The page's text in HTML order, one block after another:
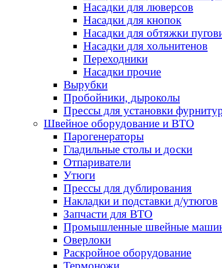
Насадки для люверсов
Насадки для кнопок
Насадки для обтяжки
Насадки для хольнитенов
Переходники
Насадки прочие
Вырубки
Пробойники, дыроколы
Прессы для установки
Швейное оборудование и ВТО
Парогенераторы
Гладильные столы и доски
Отпариватели
Утюги
Прессы для дублирования
Накладки и подставки д/утюгов
Запчасти для ВТО
Промышленные швейные
Оверлоки
Раскройное оборудование